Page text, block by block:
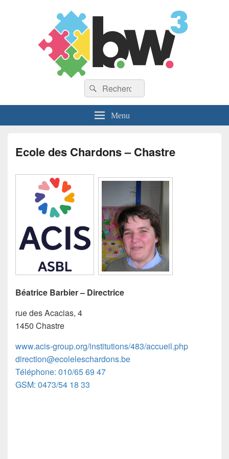
Recherche :
Rechercher
Menu
Ecole des Chardons – Chastre
Béatrice Barbier – Directrice
rue des Acacias, 4
1450 Chastre
www.acis-group.org/institutions/483/accueil.php
direction@ecoleleschardons.be
Téléphone: 010/65 69 47
GSM: 0473/54 18 33